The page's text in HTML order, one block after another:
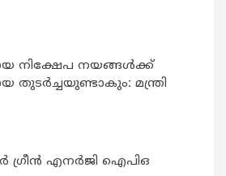
നിക്ഷേപ നയങ്ങള്‍ക്ക്
തുടര്‍ച്ചയുണ്ടാകും: മന്ത്രി
ഗ്രീൻ എനർജി ഐപിഒ